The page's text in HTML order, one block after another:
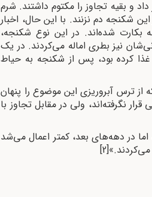
و بقیه تجاوز را مکتوم داشتند. شرم
شکنجه دم نزنند. با این حال، اخبار
بکارت شده‌اند. در این نوع شکنجه،
نیز بطری اماله می‌کردند. در یک
که اعتصاب غذا کرده بود، پس از شکنجه به حیاط
از ترس آبروریزی این موضوع را پنهان
نگرفته‌اند، ولی در مقابل تجاوز با
در دهه‌های بعد، کمتر اعمال می‌شد
می‌کردند.»[2]